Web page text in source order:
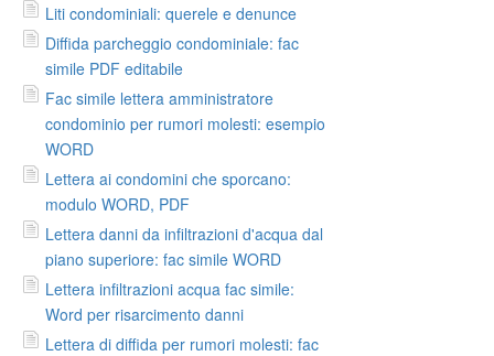
Liti condominiali: querele e denunce
Diffida parcheggio condominiale: fac
simile PDF editabile
Fac simile lettera amministratore
condominio per rumori molesti: esempio
WORD
Lettera ai condomini che sporcano:
modulo WORD, PDF
Lettera danni da infiltrazioni d'acqua dal
piano superiore: fac simile WORD
Lettera infiltrazioni acqua fac simile:
Word per risarcimento danni
Lettera di diffida per rumori molesti: fac